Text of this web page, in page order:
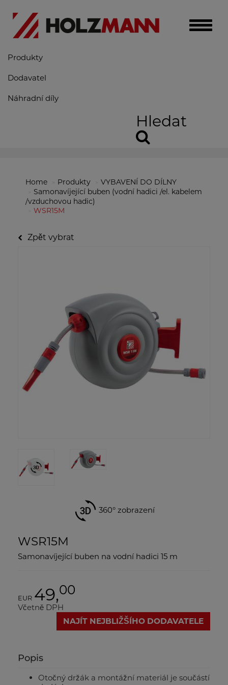
Toggle
Produkty
Dodavatel
Náhradní díly
Hledat
Home Produkty
VYBAVENÍ DO DÍLNY
Samonavíjející buben (vodní hadici /el. kabelem
/vzduchovou hadic)
WSR15M
Zpět vybrat
360° zobrazení
WSR15M
Samonavíjející buben na vodní hadici 15 m
EUR 49,00
Včetně DPH
NAJÍT NEJBLIŽŠÍHO DODAVATELE
Popis
Otočný držák a montážní materiál je součástí